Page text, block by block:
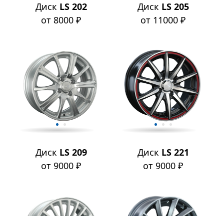
Диск LS 202
от 8000 ₽
Диск LS 205
от 11000 ₽
Диск LS 209
от 9000 ₽
Диск LS 221
от 9000 ₽